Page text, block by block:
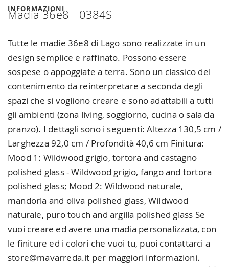
INFORMAZIONI
Madia 36e8 - 0384S
Tutte le madie 36e8 di Lago sono realizzate in un
design semplice e raffinato. Possono essere
sospese o appoggiate a terra. Sono un classico del
contenimento da reinterpretare a seconda degli
spazi che si vogliono creare e sono adattabili a tutti
gli ambienti (zona living, soggiorno, cucina o sala da
pranzo). I dettagli sono i seguenti: Altezza 130,5 cm /
Larghezza 92,0 cm / Profondità 40,6 cm Finitura:
Mood 1: Wildwood grigio, tortora and castagno
polished glass - Wildwood grigio, fango and tortora
polished glass; Mood 2: Wildwood naturale,
mandorla and oliva polished glass, Wildwood
naturale, puro touch and argilla polished glass Se
vuoi creare ed avere una madia personalizzata, con
le finiture ed i colori che vuoi tu, puoi contattarci a
store@mavarreda.it per maggiori informazioni.